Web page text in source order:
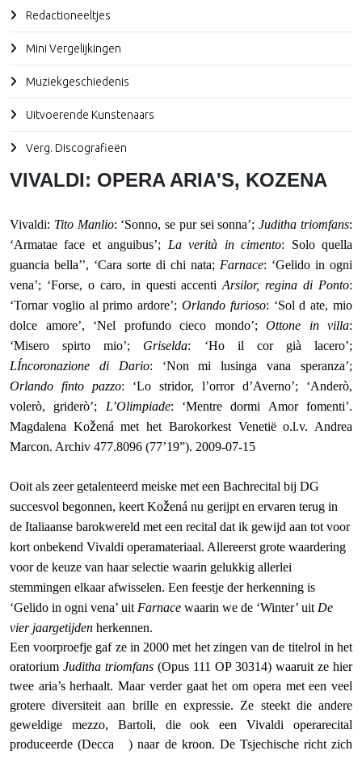
Redactioneeltjes
Mini Vergelijkingen
Muziekgeschiedenis
Uitvoerende Kunstenaars
Verg. Discografieën
VIVALDI: OPERA ARIA'S, KOZENA
Vivaldi: Tito Manlio: ‘Sonno, se pur sei sonna’;Juditha triomfans:
‘Armatae face et anguibus’; La verità in cimento: Solo quella
guancia bella’’, ‘Cara sorte di chi nata; Farnace: ‘Gelido in ogni
vena’; ‘Forse, o caro, in questi accentiArsilor, regina di Ponto:
‘Tornar voglio al primo ardore’; Orlando furioso: ‘Sol d ate, mio
dolce amore’, ‘Nel profundo cieco mondo’; Ottone in villa:
‘Misero spirto mio’; Griselda: ‘Ho il cor già lacero’;
LÍncoronazione di Dario: ‘Non mi lusinga vana speranza’;
Orlando finto pazzo: ‘Lo stridor, l’orror d’Averno’; ‘Anderò,
volerò, griderò’; L’Olimpiade: ‘Mentre dormi Amor fomenti’.
Magdalena Kožená met het Barokorkest Venetië o.l.v. Andrea
Marcon. Archiv 477.8096 (77’19”). 2009-07-15
Ooit als zeer getalenteerd meiske met een Bachrecital bij DG
succesvol begonnen, keert Kožená nu gerijpt en ervaren terug in
de Italiaanse barokwereld met een recital dat ik gewijd aan tot voor
kort onbekend Vivaldi operamateriaal. Allereerst grote waardering
voor de keuze van haar selectie waarin gelukkig allerlei
stemmingen elkaar afwisselen. Een feestje der herkenning is
‘Gelido in ogni vena’ uit Farnace waarin we de ‘Winter’ uit De
vier jaargetijden herkennen.
Een voorproefje gaf ze in 2000 met het zingen van de titelrol in het
oratorium Juditha triomfans (Opus 111 OP 30314) waaruit ze hier
twee aria’s herhaalt. Maar verder gaat het om opera met een veel
grotere diversiteit aan brille en expressie. Ze steekt die andere
geweldige mezzo, Bartoli, die ook een Vivaldi operarecital
produceerde (Decca
) naar de kroon. De Tsjechische richt zich